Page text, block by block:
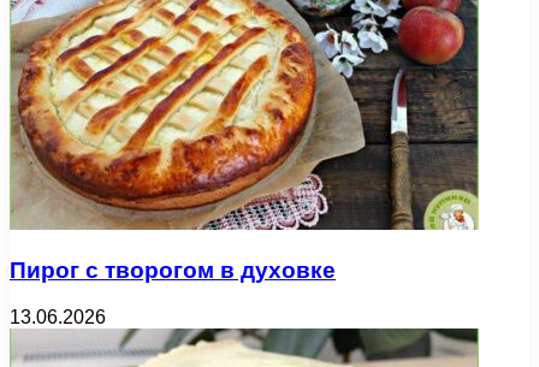
Пирог с творогом в духовке
13.06.2026